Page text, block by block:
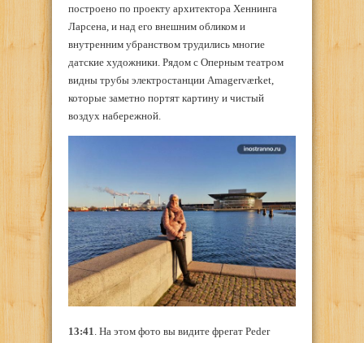
построено по проекту архитектора Хеннинга
Ларсена, и над его внешним обликом и
внутренним убранством трудились многие
датские художники. Рядом с Оперным театром
видны трубы электростанции Amagerværket,
которые заметно портят картину и чистый
воздух набережной.
13:41. На этом фото вы видите фрегат Peder